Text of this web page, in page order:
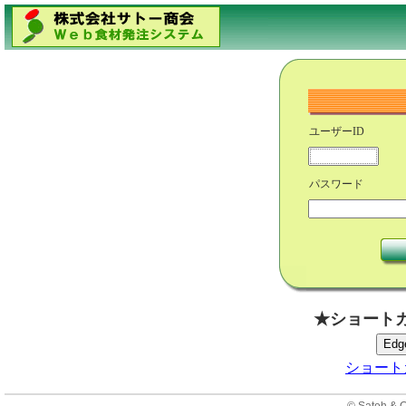
ユーザーID
パスワード
★ショート
ショー